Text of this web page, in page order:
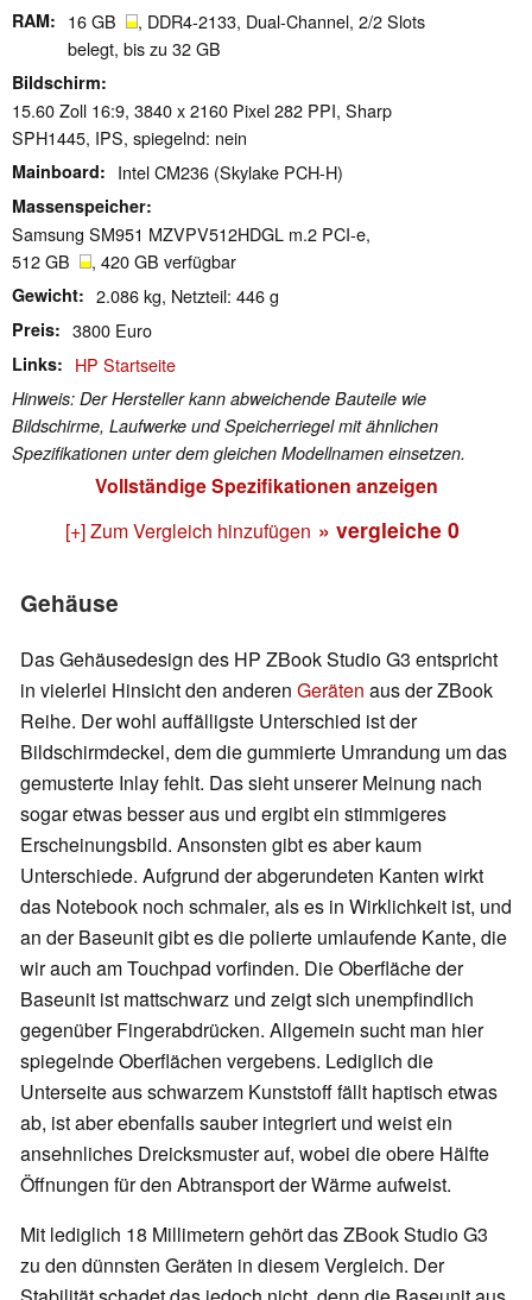
RAM 16 GB
, DDR4-2133, Dual-Channel, 2/2 Slots
belegt, bis zu 32 GB
Bildschirm
15.60 Zoll 16:9, 3840 x 2160 Pixel 282 PPI, Sharp
SPH1445, IPS, spiegelnd: nein
Mainboard Intel CM236 (Skylake PCH-H)
Massenspeicher
Samsung SM951 MZVPV512HDGL m.2 PCI-e,
512 GB
, 420 GB verfügbar
Gewicht 2.086 kg, Netzteil: 446 g
Preis 3800 Euro
Links HP Startseite
Hinweis: Der Hersteller kann abweichende Bauteile wie
Bildschirme, Laufwerke und Speicherriegel mit ähnlichen
Spezifikationen unter dem gleichen Modellnamen einsetzen.
Vollständige Spezifikationen anzeigen
[+] Zum Vergleich hinzufügen » vergleiche 0
Gehäuse
Das Gehäusedesign des HP ZBook Studio G3 entspricht
in vielerlei Hinsicht den anderen Geräten aus der ZBook
Reihe. Der wohl auffälligste Unterschied ist der
Bildschirmdeckel, dem die gummierte Umrandung um das
gemusterte Inlay fehlt. Das sieht unserer Meinung nach
sogar etwas besser aus und ergibt ein stimmigeres
Erscheinungsbild. Ansonsten gibt es aber kaum
Unterschiede. Aufgrund der abgerundeten Kanten wirkt
das Notebook noch schmaler, als es in Wirklichkeit ist, und
an der Baseunit gibt es die polierte umlaufende Kante, die
wir auch am Touchpad vorfinden. Die Oberfläche der
Baseunit ist mattschwarz und zeigt sich unempfindlich
gegenüber Fingerabdrücken. Allgemein sucht man hier
spiegelnde Oberflächen vergebens. Lediglich die
Unterseite aus schwarzem Kunststoff fällt haptisch etwas
ab, ist aber ebenfalls sauber integriert und weist ein
ansehnliches Dreicksmuster auf, wobei die obere Hälfte
Öffnungen für den Abtransport der Wärme aufweist.
Mit lediglich 18 Millimetern gehört das ZBook Studio G3
zu den dünnsten Geräten in diesem Vergleich. Der